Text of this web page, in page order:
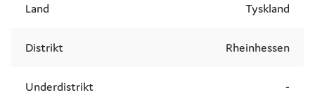
Land Tyskland
Distrikt Rheinhessen
Underdistrikt -